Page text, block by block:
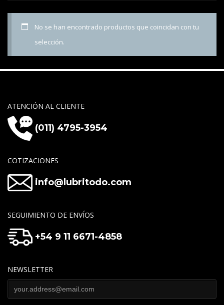
No se han encontrado productos que coincidan con tu
selección.
ATENCIÓN AL CLIENTE
(011) 4795-3954
COTIZACIONES
info@lubritodo.com
SEGUIMIENTO DE ENVÍOS
+54 9 11 6671-4858
NEWSLETTER